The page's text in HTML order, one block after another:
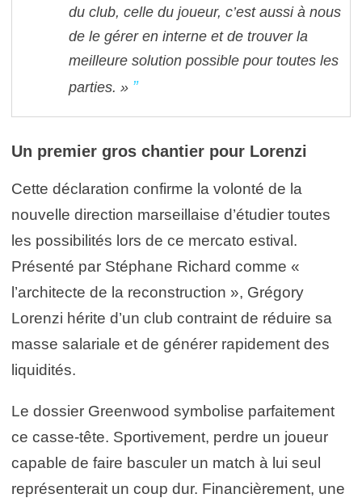
du club, celle du joueur, c’est aussi à nous
de le gérer en interne et de trouver la
meilleure solution possible pour toutes les
parties. »
Un premier gros chantier pour Lorenzi
Cette déclaration confirme la volonté de la
nouvelle direction marseillaise d’étudier toutes
les possibilités lors de ce mercato estival.
Présenté par Stéphane Richard comme «
l’architecte de la reconstruction », Grégory
Lorenzi hérite d’un club contraint de réduire sa
masse salariale et de générer rapidement des
liquidités.
Le dossier Greenwood symbolise parfaitement
ce casse-tête. Sportivement, perdre un joueur
capable de faire basculer un match à lui seul
représenterait un coup dur. Financièrement, une